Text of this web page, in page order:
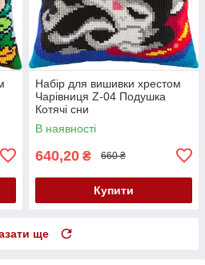
Набір для вишивки хрестом
Чарівниця Z-04 Подушка
Котячі сни
В наявності
640,20 ₴ 660 ₴
Купити
ще